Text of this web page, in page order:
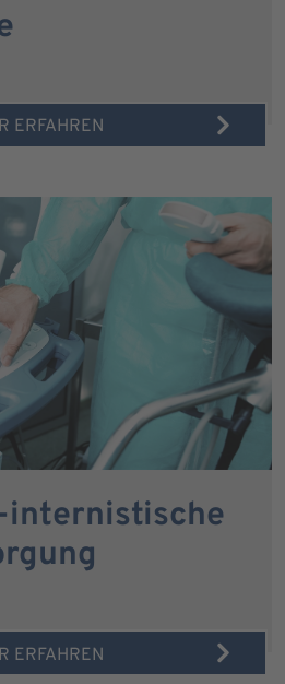
ERFAHREN
ERFAHREN